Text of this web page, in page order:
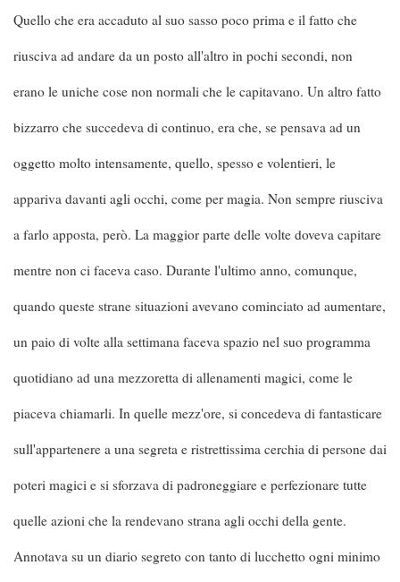
Quello che era accaduto al suo sasso poco prima e il fatto che
riusciva ad andare da un posto all'altro in pochi secondi, non
erano le uniche cose non normali che le capitavano. Un altro fatto
bizzarro che succedeva di continuo, era che, se pensava ad un
oggetto molto intensamente, quello, spesso e volentieri, le
appariva davanti agli occhi, come per magia. Non sempre riusciva
a farlo apposta, però. La maggior parte delle volte doveva capitare
mentre non ci faceva caso. Durante l'ultimo anno, comunque,
quando queste strane situazioni avevano cominciato ad aumentare,
un paio di volte alla settimana faceva spazio nel suo programma
quotidiano ad una mezzoretta di allenamenti magici, come le
piaceva chiamarli. In quelle mezz'ore, si concedeva di fantasticare
sull'appartenere a una segreta e ristrettissima cerchia di persone dai
poteri magici e si sforzava di padroneggiare e perfezionare tutte
quelle azioni che la rendevano strana agli occhi della gente.
Annotava su un diario segreto con tanto di lucchetto ogni minimo